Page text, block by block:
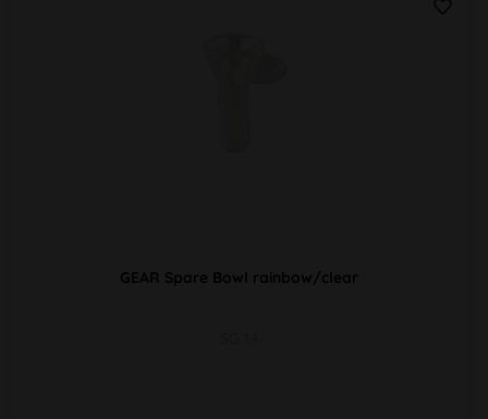
GEAR Spare Bowl rainbow/clear